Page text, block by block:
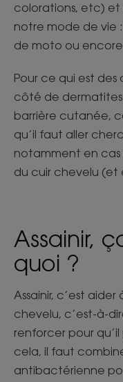
colorations, etc) et
notre mode de vie
de moto ou
Pour ce qui est des
côté de
barrière cutanée,
qu’il faut aller
notamment en cas
du cuir chevelu (et
Assainir,
quoi ?
Assainir, c’est
chevelu, c’est-à-
renforcer pour qu’il
cela, il faut
antibactérienne